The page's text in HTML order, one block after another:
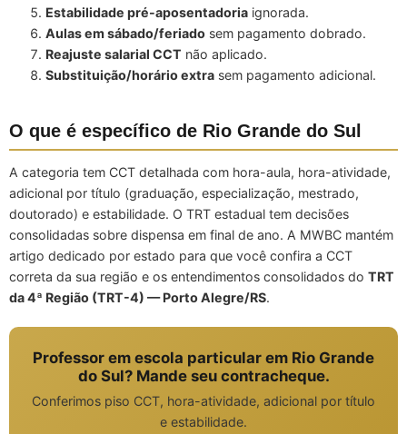
Estabilidade pré-aposentadoria ignorada.
Aulas em sábado/feriado sem pagamento dobrado.
Reajuste salarial CCT não aplicado.
Substituição/horário extra sem pagamento adicional.
O que é específico de Rio Grande do Sul
A categoria tem CCT detalhada com hora-aula, hora-atividade,
adicional por título (graduação, especialização, mestrado,
doutorado) e estabilidade. O TRT estadual tem decisões
consolidadas sobre dispensa em final de ano. A MWBC mantém
artigo dedicado por estado para que você confira a CCT
correta da sua região e os entendimentos consolidados do TRT
da 4ª Região (TRT-4) — Porto Alegre/RS.
Professor em escola particular em Rio Grande
do Sul? Mande seu contracheque.
Conferimos piso CCT, hora-atividade, adicional por título
e estabilidade.